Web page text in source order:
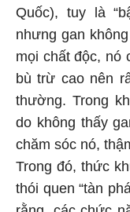
Quốc), tuy là
nhưng gan
mọi chất độc, nó
bù trừ cao nên
thường. Trong
do không thấy
chăm sóc nó,
Trong đó, thức
thói quen “tàn